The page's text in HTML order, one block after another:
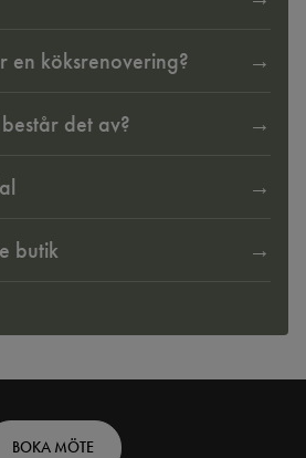
en köksrenovering?
det av?
butik
BOKA MÖTE